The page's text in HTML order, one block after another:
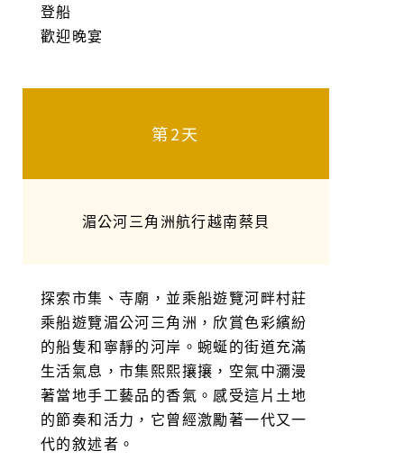
登船
歡迎晚宴
第2天
湄公河三角洲航行越南蔡貝
探索市集、寺廟，並乘船遊覽河畔村莊
乘船遊覽湄公河三角洲，欣賞色彩繽紛
的船隻和寧靜的河岸。蜿蜒的街道充滿
生活氣息，市集熙熙攘攘，空氣中瀰漫
著當地手工藝品的香氣。感受這片土地
的節奏和活力，它曾經激勵著一代又一
代的敘述者。